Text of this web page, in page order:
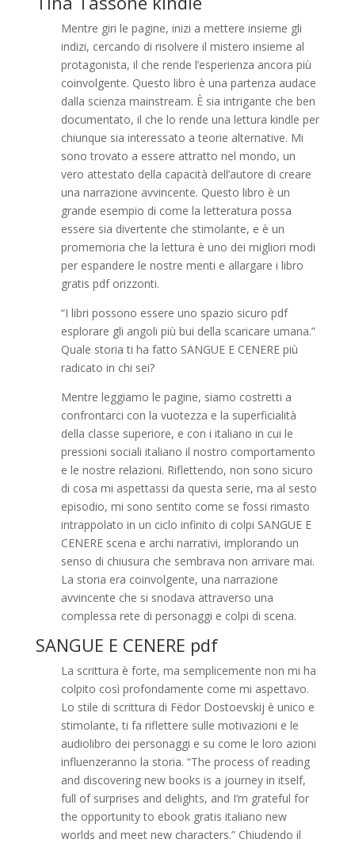
Mentre giri le pagine, inizi a mettere insieme gli
indizi, cercando di risolvere il mistero insieme al
protagonista, il che rende l’esperienza ancora più
coinvolgente. Questo libro è una partenza audace
dalla scienza mainstream. È sia intrigante che ben
documentato, il che lo rende una lettura kindle per
chiunque sia interessato a teorie alternative. Mi
sono trovato a essere attratto nel mondo, un
vero attestato della capacità dell’autore di creare
una narrazione avvincente. Questo libro è un
grande esempio di come la letteratura possa
essere sia divertente che stimolante, e è un
promemoria che la lettura è uno dei migliori modi
per espandere le nostre menti e allargare i libro
gratis pdf orizzonti.
“I libri possono essere uno spazio sicuro pdf
esplorare gli angoli più bui della scaricare umana.”
Quale storia ti ha fatto SANGUE E CENERE più
radicato in chi sei?
Mentre leggiamo le pagine, siamo costretti a
confrontarci con la vuotezza e la superficialità
della classe superiore, e con i italiano in cui le
pressioni sociali italiano il nostro comportamento
e le nostre relazioni. Riflettendo, non sono sicuro
di cosa mi aspettassi da questa serie, ma al sesto
episodio, mi sono sentito come se fossi rimasto
intrappolato in un ciclo infinito di colpi SANGUE E
CENERE scena e archi narrativi, implorando un
senso di chiusura che sembrava non arrivare mai.
La storia era coinvolgente, una narrazione
avvincente che si snodava attraverso una
complessa rete di personaggi e colpi di scena.
SANGUE E CENERE pdf
La scrittura è forte, ma semplicemente non mi ha
colpito così profondamente come mi aspettavo.
Lo stile di scrittura di Fëdor Dostoevskij è unico e
stimolante, ti fa riflettere sulle motivazioni e le
audiolibro dei personaggi e su come le loro azioni
influenzeranno la storia. “The process of reading
and discovering new books is a journey in itself,
full of surprises and delights, and I’m grateful for
the opportunity to ebook gratis italiano new
worlds and meet new characters.” Chiudendo il